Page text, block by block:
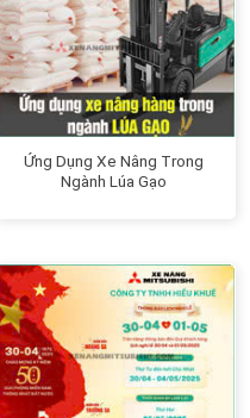
Ứng Dụng Xe Nâng Trong
Ngành Lúa Gạo